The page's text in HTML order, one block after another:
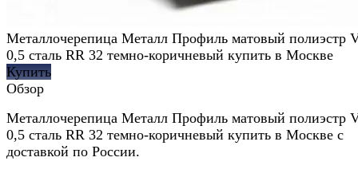
Металлочерепица Металл Профиль матовый полиэстр
0,5 сталь RR 32 темно-коричневый купить в Москве
Купить
Обзор
Металлочерепица Металл Профиль матовый полиэстр
0,5 сталь RR 32 темно-коричневый купить в Москве с
доставкой по России.